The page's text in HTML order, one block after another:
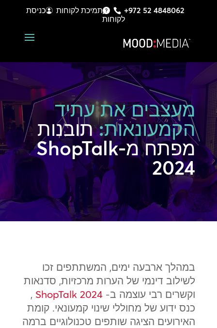
+972 52 4848062 תמיכת לקוחות
כניסת
לקוחות
מעצבים את עתיד
הקמעונאות: תובנות
מפתח מ-ShopTalk
2024
במהלך ארבעה ימים, המשתתפים זכו
לשילוב דינמי של הערות מרכזיות, סדנאות
וקשרים רבי עוצמה ב- ShopTalk 2024
,
כנס ידוע של מחוללי שינוי קמעונאי. קומת
האירועים הציגה שותפים טכנולוגיים ברמה